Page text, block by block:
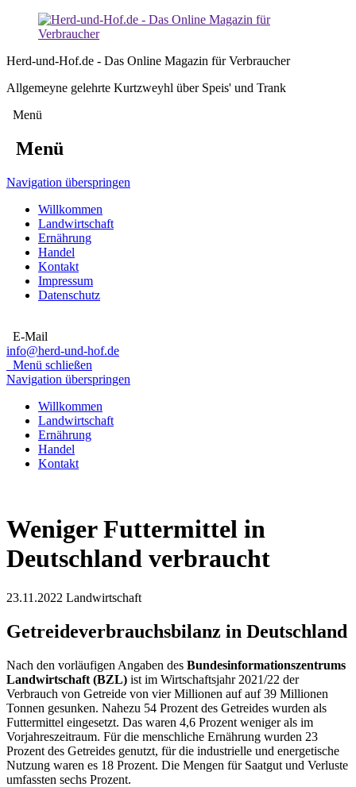
Herd-und-Hof.de - Das Online Magazin für Verbraucher
Allgemeyne gelehrte Kurtzweyhl über Speis' und Trank
Menü
Menü
Navigation überspringen
Willkommen
Landwirtschaft
Ernährung
Handel
Kontakt
Impressum
Datenschutz
E-Mail
info@herd-und-hof.de
Menü schließen
Navigation überspringen
Willkommen
Landwirtschaft
Ernährung
Handel
Kontakt
Weniger Futtermittel in
Deutschland verbraucht
23.11.2022 Landwirtschaft
Getreideverbrauchsbilanz in Deutschland
Nach den vorläufigen Angaben des Bundesinformationszentrums
Landwirtschaft (BZL) ist im Wirtschaftsjahr 2021/22 der
Verbrauch von Getreide von vier Millionen auf auf 39 Millionen
Tonnen gesunken. Nahezu 54 Prozent des Getreides wurden als
Futtermittel eingesetzt. Das waren 4,6 Prozent weniger als im
Vorjahreszeitraum. Für die menschliche Ernährung wurden 23
Prozent des Getreides genutzt, für die industrielle und energetische
Nutzung waren es 18 Prozent. Die Mengen für Saatgut und Verluste
umfassten sechs Prozent.